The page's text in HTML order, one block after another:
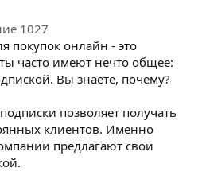
1027
покупок онлайн - это
часто имеют нечто общее:
Вы знаете, почему?
позволяет получать
клиентов. Именно
предлагают свои